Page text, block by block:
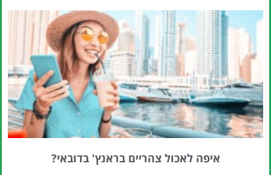
איפה לאכול צהריים בראנץ' בדובאי?